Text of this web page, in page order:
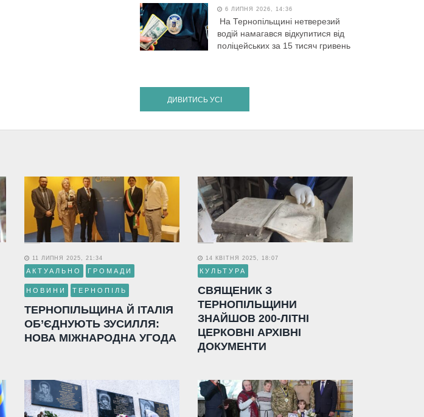
6 ЛИПНЯ 2026, 14:36
На Тернопільщині нетверезий
водій намагався відкупитися від
поліцейських за 15 тисяч гривень
ДИВИТИСЬ УСІ
11 ЛИПНЯ 2025, 21:34
АКТУАЛЬНО ГРОМАДИ
НОВИНИ ТЕРНОПІЛЬ
ТЕРНОПІЛЬЩИНА Й ІТАЛІЯ
ОБ’ЄДНУЮТЬ ЗУСИЛЛЯ:
НОВА МІЖНАРОДНА УГОДА
14 КВІТНЯ 2025, 18:07
КУЛЬТУРА
СВЯЩЕНИК З
ТЕРНОПІЛЬЩИНИ
ЗНАЙШОВ 200-ЛІТНІ
ЦЕРКОВНІ АРХІВНІ
ДОКУМЕНТИ